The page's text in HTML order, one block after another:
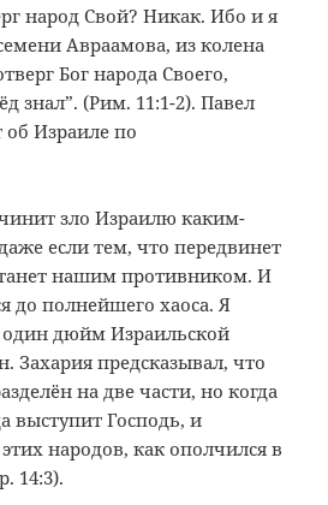
народ Свой? Никак. Ибо и я
Авраамова, из колена
Бог народа Своего,
знал”. (Рим. 11:1-2). Павел
об Израиле по
зло Израилю каким-
если тем, что передвинет
нашим противником. И
до полнейшего хаоса. Я
дюйм Израильской
Захария предсказывал, что
на две части, но когда
выступит Господь, и
народов, как ополчился в
14:3).